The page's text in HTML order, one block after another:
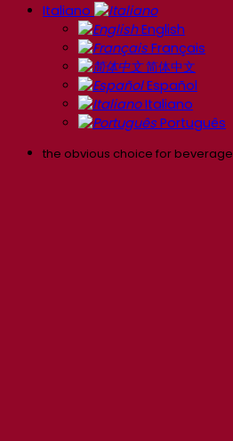
Italiano
English
Français
简体中文
Español
Italiano
Português
the obvious choice for beverage